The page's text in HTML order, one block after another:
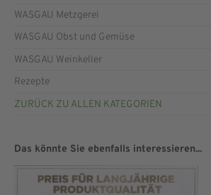
WASGAU Metzgerei
WASGAU Obst und Gemüse
WASGAU Weinkeller
Rezepte
ZURÜCK ZU ALLEN KATEGORIEN
Das könnte Sie ebenfalls interessieren...